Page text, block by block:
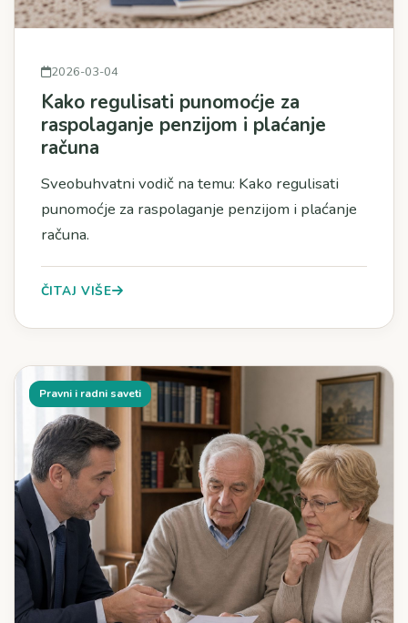
2026-03-04
Kako regulisati punomoćje za
raspolaganje penzijom i plaćanje
računa
Sveobuhvatni vodič na temu: Kako regulisati
punomoćje za raspolaganje penzijom i plaćanje
računa.
ČITAJ VIŠE
Pravni i radni saveti